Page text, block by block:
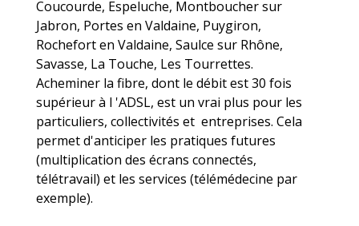
Coucourde, Espeluche, Montboucher sur
Jabron, Portes en Valdaine, Puygiron,
Rochefort en Valdaine, Saulce sur Rhône,
Savasse, La Touche, Les Tourrettes.
Acheminer la fibre, dont le débit est 30 fois
supérieur à l 'ADSL, est un vrai plus pour les
particuliers, collectivités et entreprises. Cela
permet d'anticiper les pratiques futures
(multiplication des écrans connectés,
télétravail) et les services (télémédecine par
exemple).